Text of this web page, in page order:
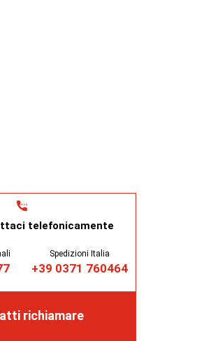
telefonicamente
Spedizioni Italia
+39 0371 760464
richiamare